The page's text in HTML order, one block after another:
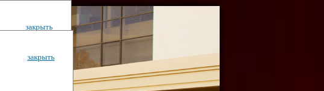
закрыть
закрыть